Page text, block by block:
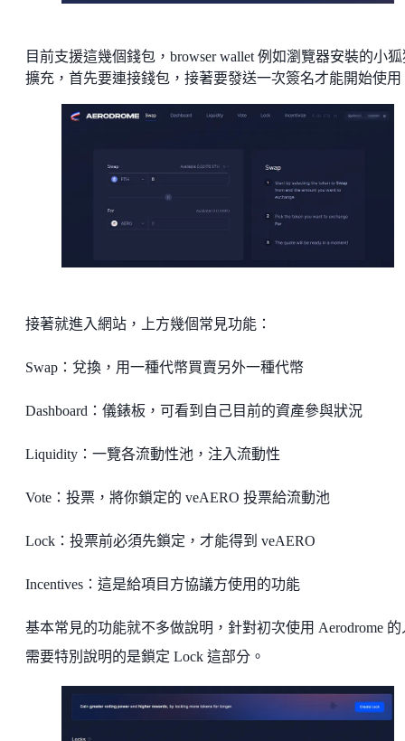
目前支援這幾個錢包，browser wallet 例如瀏覽器安裝的小
擴充，首先要連接錢包，接著要發送一次簽名才能開始使用
接著就進入網站，上方幾個常見功能：
Swap：兌換，用一種代幣買賣另外一種代幣
Dashboard：儀錶板，可看到自己目前的資產參與狀況
Liquidity：一覽各流動性池，注入流動性
Vote：投票，將你鎖定的 veAERO 投票給流動池
Lock：投票前必須先鎖定，才能得到 veAERO
Incentives：這是給項目方協議方使用的功能
基本常見的功能就不多做說明，針對初次使用 Aerodrome 的
需要特別說明的是鎖定 Lock 這部分。